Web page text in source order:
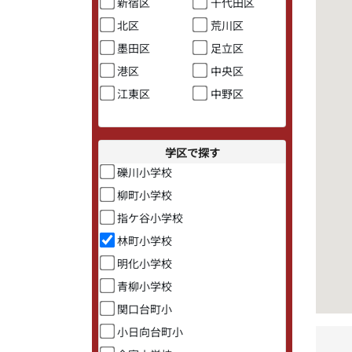
北区
荒川区
墨田区
足立区
港区
中央区
江東区
中野区
学区で探す
礫川小学校
柳町小学校
指ケ谷小学校
林町小学校
明化小学校
青柳小学校
関口台町小
小日向台町小